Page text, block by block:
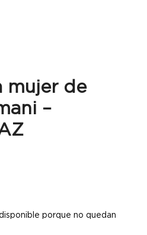
mujer de
–
porque no quedan